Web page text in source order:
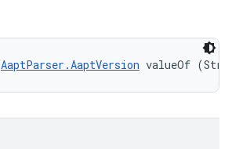
AaptParser.AaptVersion valueOf